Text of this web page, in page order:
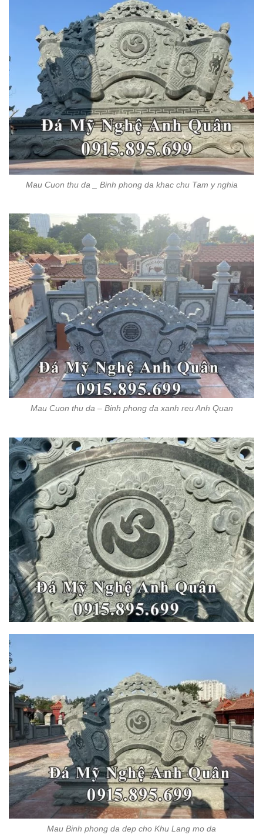
Mau Cuon thu da _ Binh phong da khac chu Tam y nghia
Mau Cuon thu da – Binh phong da xanh reu Anh Quan
Mau Binh phong da dep cho Khu Lang mo da